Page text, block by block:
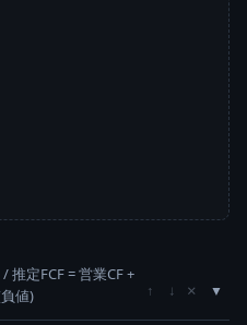
推定FCF = 営業CF +
値)
↑ ↓ ×